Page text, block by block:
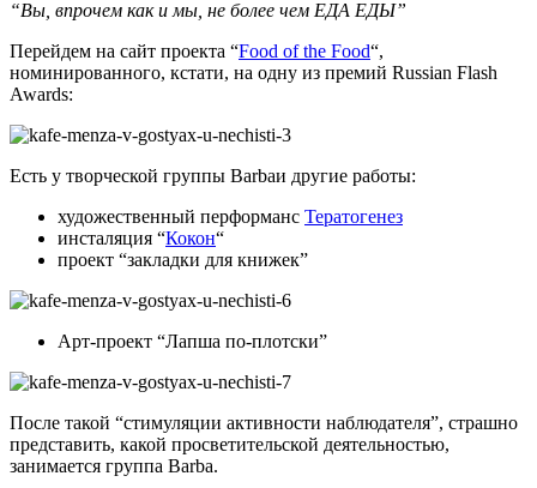
“Вы, впрочем как и мы, не более чем ЕДА ЕДЫ”
Перейдем на сайт проекта “Food of the Food“,
номинированного, кстати, на одну из премий Russian Flash
Awards:
Есть у творческой группы Barbaи другие работы:
художественный перформанс Тератогенез
инсталяция “Кокон“
проект “закладки для книжек”
Арт-проект “Лапша по-плотски”
После такой “стимуляции активности наблюдателя”, страшно
представить, какой просветительской деятельностью,
занимается группа Barba.